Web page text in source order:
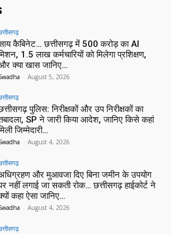
कैबिनेट… छत्तीसगढ़ में 500 करोड़ का AI
1.5 लाख कर्मचारियों को मिलेगा प्रशिक्षण,
क्या खास जानिए…
- August 5, 2026
पुलिस: निरीक्षकों और उप निरीक्षकों का
SP ने जारी किया आदेश, जानिए किसे कहां
जिम्मेदारी…
- August 4, 2026
और मुआवजा दिए बिना जमीन के उपयोग
नहीं लगाई जा सकती रोक… छत्तीसगढ़ हाईकोर्ट ने
कहा ऐसा जानिए…
- August 4, 2026